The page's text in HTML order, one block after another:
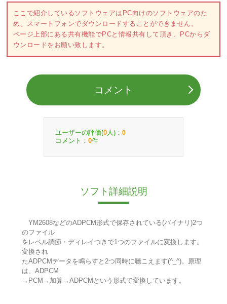
ここで紹介しているソフトウェアはPC向けのソフトウェアのた
め、スマートフォンでダウンロードすることができません。
ページ上部にある共有機能でPCと情報共有して頂き、PCからダ
ウンロードをお願い致します。
コメント
ユーザーの評価(0 人)： 0
コメント： 0件
ソフト詳細説明
YM2608などのADPCM形式で保存されている(バイナリ)2つ
のファイル
をレベル調節・ディレイつきで1つのファイルに変換します。
変換され
たADPCMデータを鳴らすと2つ同時に聴こえます(^_^)。原理
は、ADPCM
→PCM→加算→ADPCMという形式で変換しています。